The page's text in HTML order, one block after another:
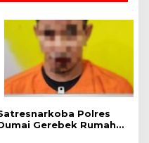
Polres
Gerebek Rumah